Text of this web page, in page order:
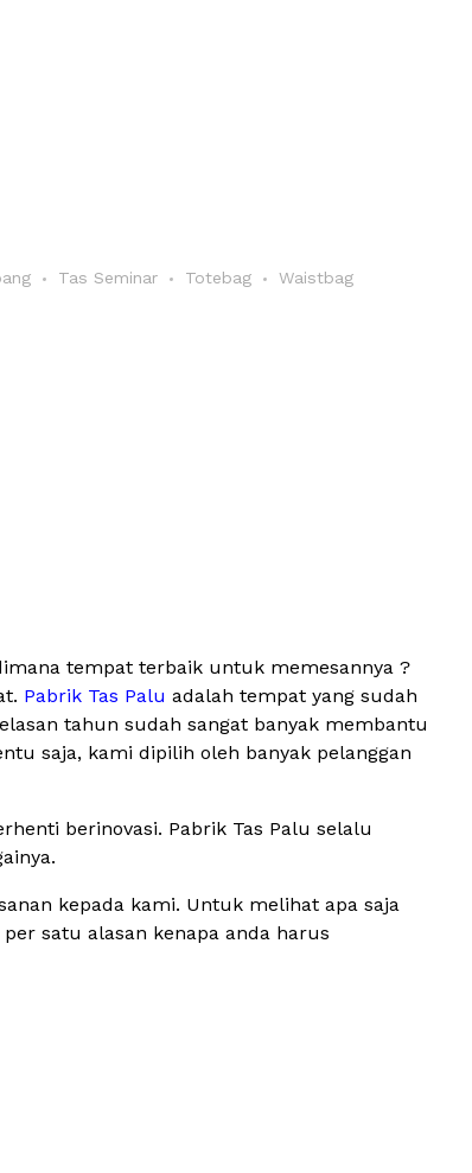
Tas Seminar Totebag Waistbag
tempat terbaik untuk memesannya ?
Pabrik Tas Palu adalah tempat yang sudah
tahun sudah sangat banyak membantu
saja, kami dipilih oleh banyak pelanggan
berinovasi. Pabrik Tas Palu selalu
kepada kami. Untuk melihat apa saja
satu alasan kenapa anda harus